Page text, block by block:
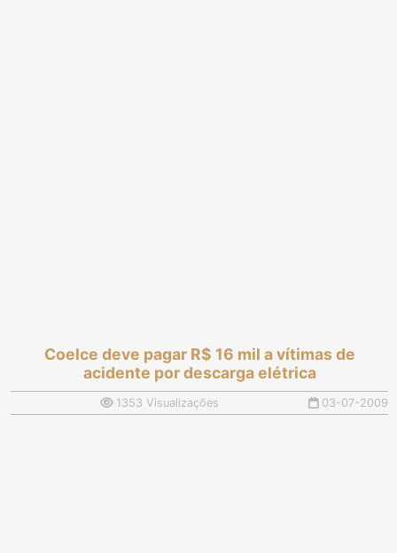
Coelce deve pagar R$ 16 mil a vítimas de
acidente por descarga elétrica
1353 Visualizações 03-07-2009